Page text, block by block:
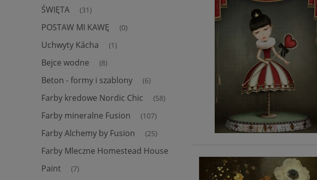
ŚWIĘTA (31)
POSTAW MI KAWĘ (0)
Uchwyty Kácha (1)
Bejce wodne (8)
Beton - formy i szablony (6)
Farby kredowe Nordic Chic (58)
Farby mineralne Fusion (107)
Farby Alchemy by Fusion (25)
Farby Mleczne Homestead House
Paint
(7)